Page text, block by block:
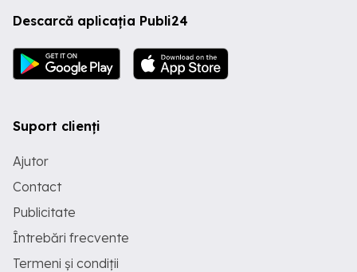
Descarcă aplicația Publi24
Suport clienți
Ajutor
Contact
Publicitate
Întrebări frecvente
Termeni și condiții